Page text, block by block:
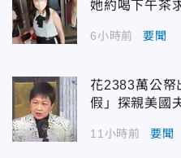
她約喝下午茶
6小時前 要聞
花2383萬公
假」探親美國
11小時前 要聞